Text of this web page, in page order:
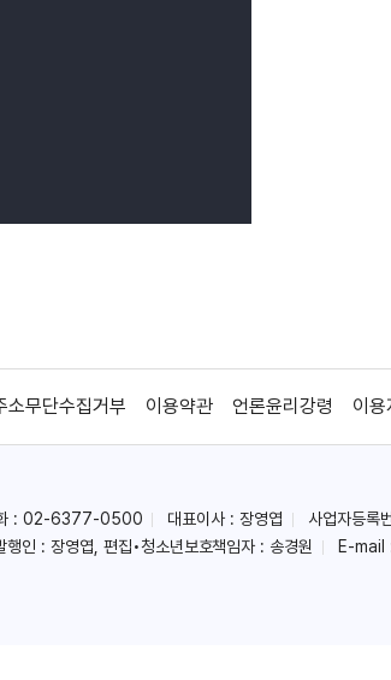
소무단수집거부 이용약관 언론윤리강령 이용
: 02-6377-0500 대표이사 : 장영엽
사업자등
행인 : 장영엽, 편집•청소년보호책임자 : 송경원 E-mail